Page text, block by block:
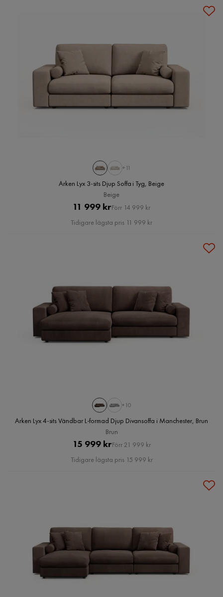
+11
Arken Lyx 3-sits Djup Soffa i Tyg, Beige
Beige
Pris
11 999 krOriginal
Pris
Förr 14 999 kr
Tidigare lägsta pris 11 999 kr
+10
Arken Lyx 4-sits Vändbar L-formad Djup Divansoffa i Manchester, Brun
Brun
Pris
15 999 krOriginal
Pris
Förr 21 999 kr
Tidigare lägsta pris 15 999 kr